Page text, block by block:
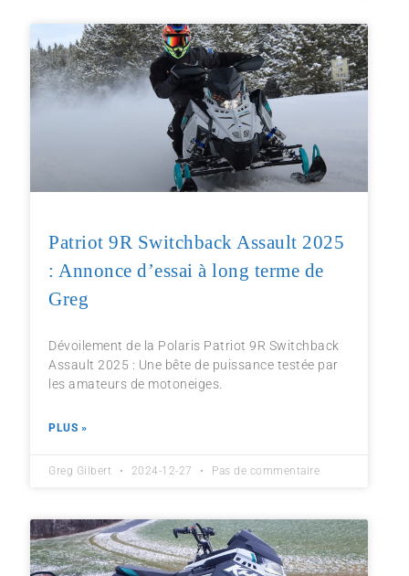
Patriot 9R Switchback Assault 2025
: Annonce d’essai à long terme de
Greg
Dévoilement de la Polaris Patriot 9R Switchback
Assault 2025 : Une bête de puissance testée par
les amateurs de motoneiges.
PLUS »
Greg Gilbert 2024-12-27 Pas de commentaire